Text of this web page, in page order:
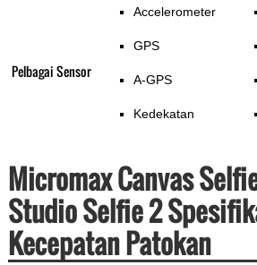
Pelbagai Sensor
Accelerometer
GPS
A-GPS
Kedekatan
Micromax Canvas
Studio Selfie 2
Kecepatan Patokan